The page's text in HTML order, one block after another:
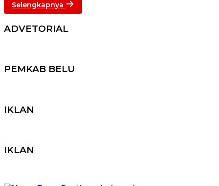
Selengkapnya
ADVETORIAL
PEMKAB BELU
IKLAN
IKLAN